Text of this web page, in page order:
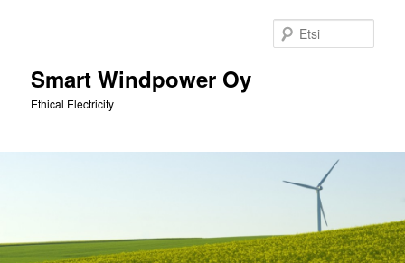
Smart Windpower Oy
Ethical Electricity